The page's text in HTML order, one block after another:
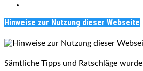
Hinweise zur Nutzung dieser Webseite
Sämtliche Tipps und Ratschläge